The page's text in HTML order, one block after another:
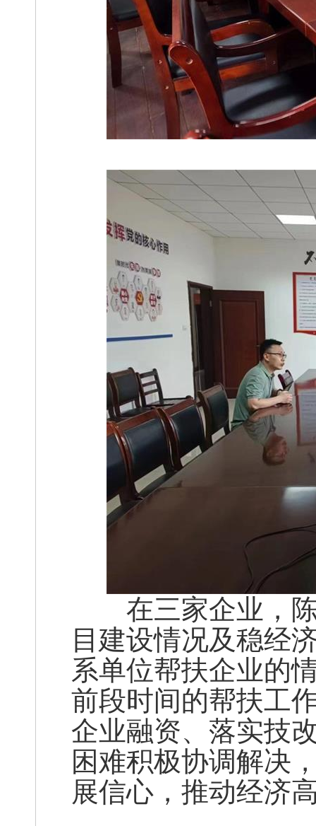
在三家企业，陈
目建设情况及稳经
系单位帮扶企业的
前段时间的帮扶工
企业融资、落实技
困难积极协调解决
展信心，推动经济